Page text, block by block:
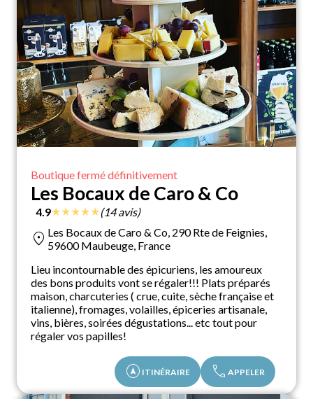
Boutique fermé définitivement
Les Bocaux de Caro & Co
4.9★★★★★(14 avis)
location_on Les Bocaux de Caro & Co, 290 Rte de Feignies,
59600 Maubeuge, France
Lieu incontournable des épicuriens, les amoureux
des bons produits vont se régaler!!! Plats préparés
maison, charcuteries ( crue, cuite, sèche française et
italienne), fromages, volailles, épiceries artisanale,
vins, bières, soirées dégustations... etc tout pour
régaler vos papilles!
assistant_navigation ITINÉRAIRE call APPELER